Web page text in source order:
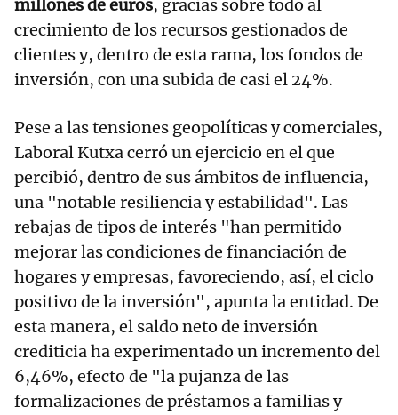
millones de euros, gracias sobre todo al
crecimiento de los recursos gestionados de
clientes y, dentro de esta rama, los fondos de
inversión, con una subida de casi el 24%.
Pese a las tensiones geopolíticas y comerciales,
Laboral Kutxa cerró un ejercicio en el que
percibió, dentro de sus ámbitos de influencia,
una "notable resiliencia y estabilidad". Las
rebajas de tipos de interés "han permitido
mejorar las condiciones de financiación de
hogares y empresas, favoreciendo, así, el ciclo
positivo de la inversión", apunta la entidad. De
esta manera, el saldo neto de inversión
crediticia ha experimentado un incremento del
6,46%, efecto de "la pujanza de las
formalizaciones de préstamos a familias y